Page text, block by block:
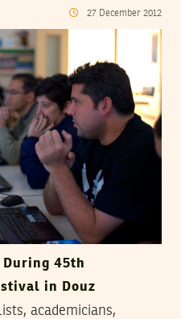
27 December 2012
During 45th
in Douz
academicians,